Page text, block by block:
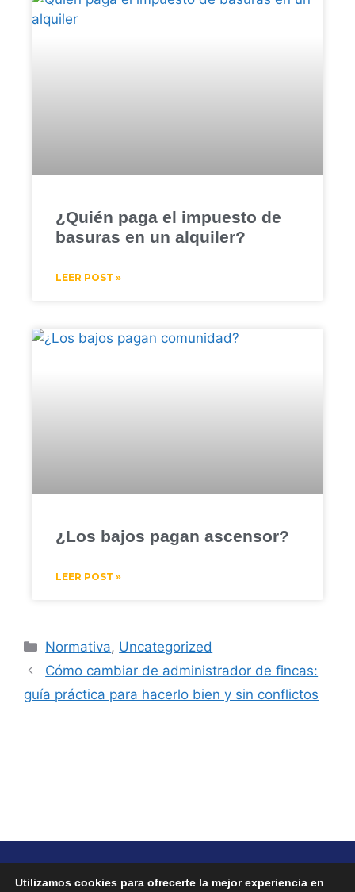
¿Quién paga el impuesto de
basuras en un alquiler?
LEER POST »
¿Los bajos pagan ascensor?
LEER POST »
Normativa, Uncategorized
Cómo cambiar de administrador de fincas:
guía práctica para hacerlo bien y sin conflictos
Utilizamos cookies para ofrecerte la mejor experiencia en